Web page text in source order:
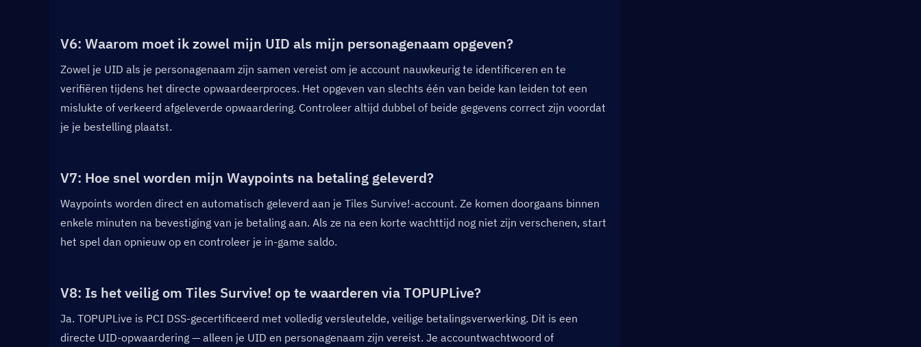
V6: Waarom moet ik zowel mijn UID als mijn personagenaam opgeven?
Zowel je UID als je personagenaam zijn samen vereist om je account nauwkeurig te identificeren en te
verifiëren tijdens het directe opwaardeerproces. Het opgeven van slechts één van beide kan leiden tot een
mislukte of verkeerd afgeleverde opwaardering. Controleer altijd dubbel of beide gegevens correct zijn voordat
je je bestelling plaatst.
V7: Hoe snel worden mijn Waypoints na betaling geleverd?
Waypoints worden direct en automatisch geleverd aan je Tiles Survive!-account. Ze komen doorgaans binnen
enkele minuten na bevestiging van je betaling aan. Als ze na een korte wachttijd nog niet zijn verschenen, start
het spel dan opnieuw op en controleer je in-game saldo.
V8: Is het veilig om Tiles Survive! op te waarderen via TOPUPLive?
Ja. TOPUPLive is PCI DSS-gecertificeerd met volledig versleutelde, veilige betalingsverwerking. Dit is een
directe UID-opwaardering — alleen je UID en personagenaam zijn vereist. Je accountwachtwoord of